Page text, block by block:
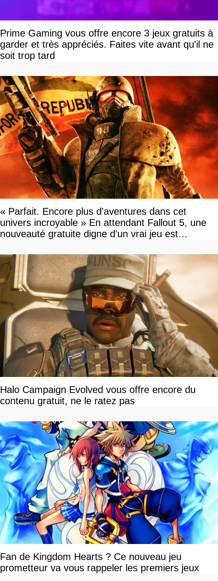
Prime Gaming vous offre encore 3 jeux gratuits à
garder et très appréciés. Faites vite avant qu'il ne
soit trop tard
« Parfait. Encore plus d'aventures dans cet
univers incroyable » En attendant Fallout 5, une
nouveauté gratuite digne d'un vrai jeu est
Halo Campaign Evolved vous offre encore du
contenu gratuit, ne le ratez pas
Fan de Kingdom Hearts ? Ce nouveau jeu
prometteur va vous rappeler les premiers jeux